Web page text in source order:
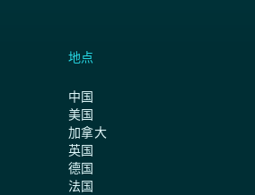
地点
中国
美国
加拿大
英国
德国
法国